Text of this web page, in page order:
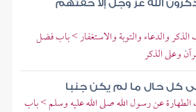
الله عز وجل إلا حفتهم
والدعاء والتوبة والاستغفار > باب فضل
وعلى الذكر
على كل حال ما لم يكن جنبا
عن رسول الله صلى الله عليه وسلم > باب